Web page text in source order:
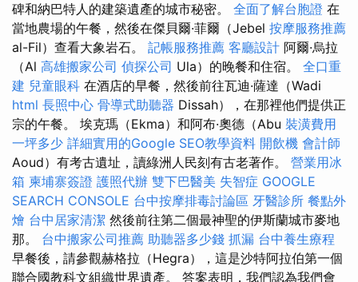
碑和納巴特人的建築遺產的城市秘密。 全面了解台胞證 在
當地農場的午餐，然後在傑貝爾·菲爾（Jebel 按摩服務推薦
al-Fil）查看大象岩石。 記帳服務推薦 客廳設計 阿爾·烏拉
（Al 高雄搬家公司 偵探公司 Ula）的晚餐和住宿。 全口重
建 兒童眼科 在酒店的早餐，然後前往瓦迪·薩達（Wadi
html 長照中心 骨導式助聽器 Dissah），在那裡他們提供正
宗的午餐。 埃克瑪（Ekma）和阿布·奧德（Abu 裝潢費用
一坪多少 詳細實用的Google SEO教學資料 開飲機 會計師
Aoud）有考古遺址，讀綠洲人民刻有古老著作。 營業用冰
箱 柬埔寨簽證 護照代辦 雙下巴醫美 失智症 GOOGLE
SEARCH CONSOLE 台中按摩排毒討論區 牙醫診所 餐點外
燴 台中居家清潔 然後前往第二個最神聖的伊斯蘭城市麥地
那。 台中搬家公司推薦 助聽器多少錢 抓漏 台中養生療程
早餐後，請參觀赫格拉（Hegra），這是沙特阿拉伯第一個
聯合國教科文組織世界遺產。 答案表明，我們認為我們會